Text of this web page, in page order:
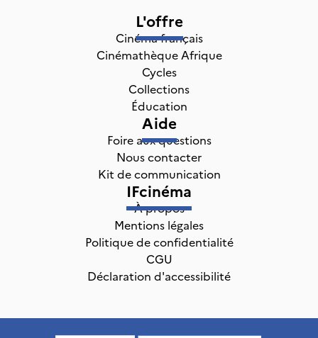
L'offre
Cinéma français
Cinémathèque Afrique
Cycles
Collections
Éducation
Aide
Foire aux questions
Nous contacter
Kit de communication
IFcinéma
À propos
Mentions légales
Politique de confidentialité
CGU
Déclaration d'accessibilité